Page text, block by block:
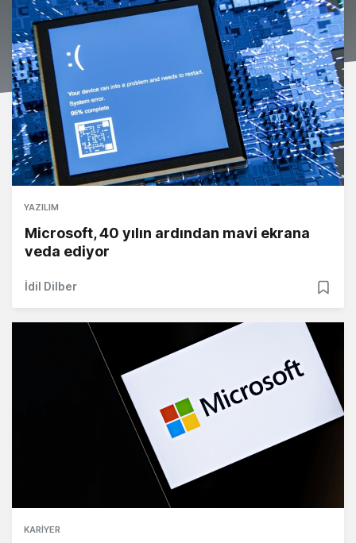
YAZILIM
Microsoft, 40 yılın ardından mavi ekrana
veda ediyor
İdil Dilber
KARIYER